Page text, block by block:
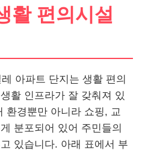
활 편의시설
아파트 단지는 생활 편의
활 인프라가 잘 갖춰져 있
환경뿐만 아니라 쇼핑, 교
분포되어 있어 주민들의
있습니다. 아래 표에서 부